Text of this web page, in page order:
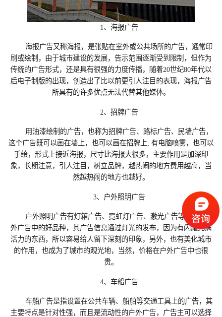
1、海报广告
海报广告又称海报，是张贴在室外或公共场所的广告，通常印
刷或绘制，由于城市建设的发展，告示范围逐渐受到限制，但作为
传统的广告形式，还是具有很强的力度传播，随着20世纪80年代以
后电子制版的出现，创造出了比以前更引人注目的表现，海报广告
所具有的许多优点无法代替其他媒体。
2、招牌广告
用油漆绘制的广告，也称为招牌广告、路标广告、民墙广告，
这个广告既可以画在墙上，也可以画在招牌上; 有电脑喷雾，也可以
手绘，形式上接近海报，尺寸比海报大很多，主要作用是加深印
象，长期注意，引人注目，树立品牌，越热闹的地方费用越高，当
然越热闹的地方也越好。
3、户外照明广告
户外照明广告有灯箱广告、霓虹灯广告、激光广告等，它是户
外广告中的好品种，其广告信息通过灯光的发布，因为有闪耀充满
活力的东西，所以容易给人留下深刻的印象，另外，也有美化城市
的作用，也成为了城市的观光地，当然，价格在户外广告中也很
贵。
4、车船广告
车船广告是指设置在公共车辆、船舶等交通工具上的广告，其
主要特点是针对性强，而且是流动性的户外广告，广告主可以选择